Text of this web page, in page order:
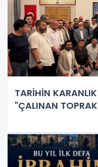
TARİHİN
"ÇALINAN